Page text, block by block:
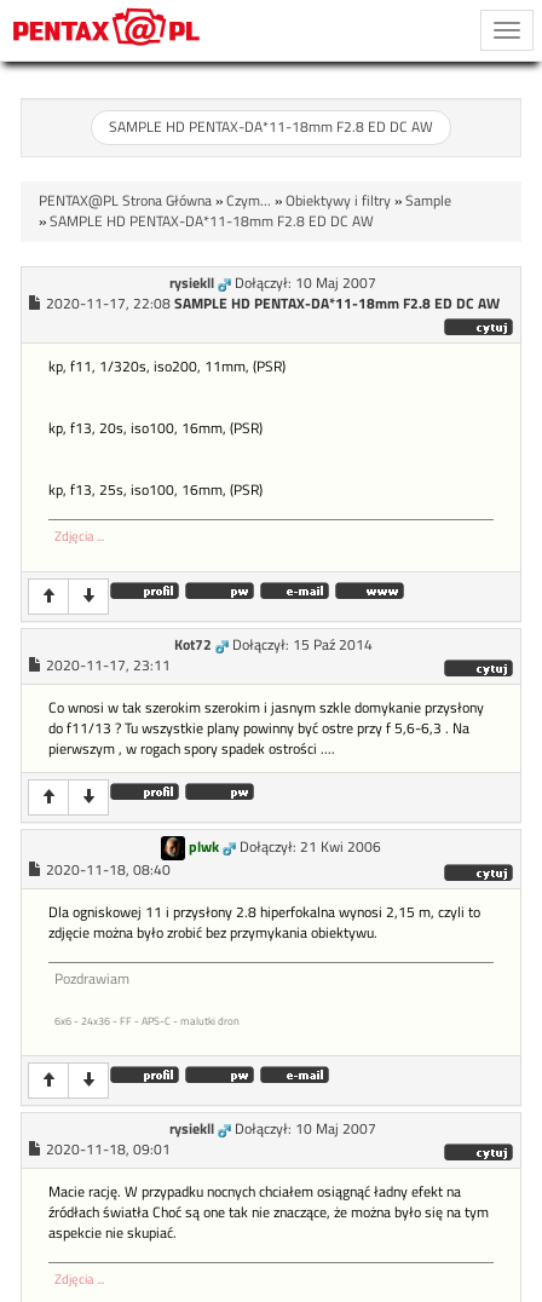
SAMPLE HD PENTAX-DA*11-18mm F2.8 ED DC AW
PENTAX@PL Strona Główna»Czym... »Obiektywy i filtry»Sample
»SAMPLE HD PENTAX-DA*11-18mm F2.8 ED DC AW
rysiekll
Dołączył: 10 Maj 2007
2020-11-17, 22:08SAMPLE HD PENTAX-DA*11-18mm F2.8 ED DC AW
kp, f11, 1/320s, iso200, 11mm, (PSR)
kp, f13, 20s, iso100, 16mm, (PSR)
kp, f13, 25s, iso100, 16mm, (PSR)
Zdjęcia ...
Kot72
Dołączył: 15 Paź 2014
2020-11-17, 23:11
Co wnosi w tak szerokim szerokim i jasnym szkle domykanie przysłony
do f11/13 ? Tu wszystkie plany powinny być ostre przy f 5,6-6,3 . Na
pierwszym , w rogach spory spadek ostrości ....
plwk
Dołączył: 21 Kwi 2006
2020-11-18, 08:40
Dla ogniskowej 11 i przysłony 2.8 hiperfokalna wynosi 2,15 m, czyli to
zdjęcie można było zrobić bez przymykania obiektywu.
Pozdrawiam
6x6 - 24x36 - FF - APS-C - malutki dron
rysiekll
Dołączył: 10 Maj 2007
2020-11-18, 09:01
Macie rację. W przypadku nocnych chciałem osiągnąć ładny efekt na
źródłach światła Choć są one tak nie znaczące, że można było się na tym
aspekcie nie skupiać.
Zdjęcia ...